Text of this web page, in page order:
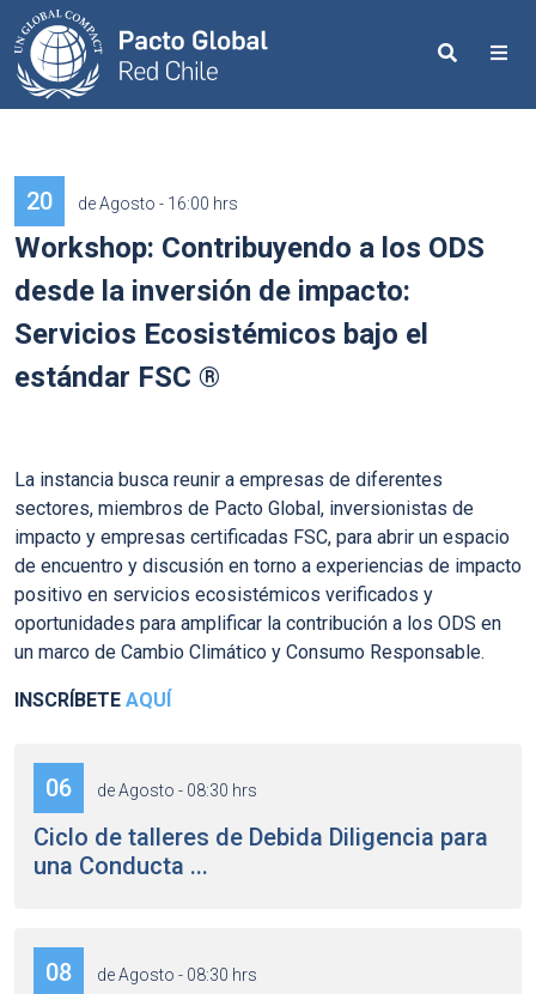
Search
20 de Agosto - 16:00 hrs
Workshop: Contribuyendo a los ODS
desde la inversión de impacto:
Servicios Ecosistémicos bajo el
estándar FSC ®
La instancia busca reunir a empresas de diferentes
sectores, miembros de Pacto Global, inversionistas de
impacto y empresas certificadas FSC, para abrir un espacio
de encuentro y discusión en torno a experiencias de impacto
positivo en servicios ecosistémicos verificados y
oportunidades para amplificar la contribución a los ODS en
un marco de Cambio Climático y Consumo Responsable.
INSCRÍBETE AQUÍ
06 de Agosto - 08:30 hrs
Ciclo de talleres de Debida Diligencia para
una Conducta ...
08 de Agosto - 08:30 hrs